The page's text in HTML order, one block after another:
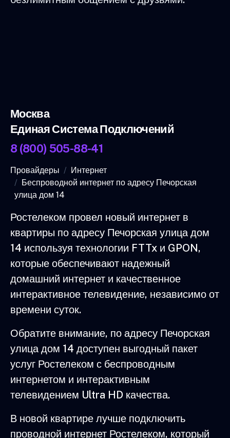
Москва
Единая Система Подключений
8 (800) 505-88-41
Провайдеры
Интернет
Беспроводной интернет по адресу Печорская
улица дом 14
Ростелеком провел новый интернет в
квартиры по адресу Печорская улица дом
14 используя технологии FTTx и GPON,
которые обеспечивают надежный
домашний интернет и качественное
интерактивное телевидение, независимо от
времени суток.
Обратите внимание, по адресу Печорская
улица дом 14 доступен выгодный пакет
услуг Ростелеком с беспроводным
интернетом и интерактивным
телевидением Ultra HD качества.
В новой квартире лучше подключить
проводной интернет Ростелеком, который